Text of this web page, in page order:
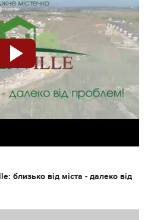
близько від міста - далеко від